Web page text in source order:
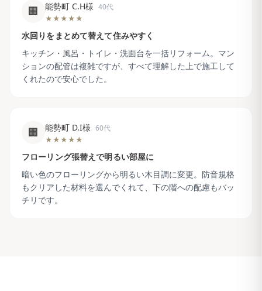
🏢 能勢町 C.H様 40代
★★★★★
水回りをまとめて替えて住みやすく
キッチン・風呂・トイレ・洗面台を一括リフォーム。マン
ションの配管は複雑ですが、すべて理解した上で施工して
くれたので安心でした。
🏢 能勢町 D.I様 60代
★★★★★
フローリング張替えで明るい部屋に
暗い色のフローリングから明るい木目調に変更。防音規格
もクリアした材料を選んでくれて、下の階への配慮もバッ
チリです。